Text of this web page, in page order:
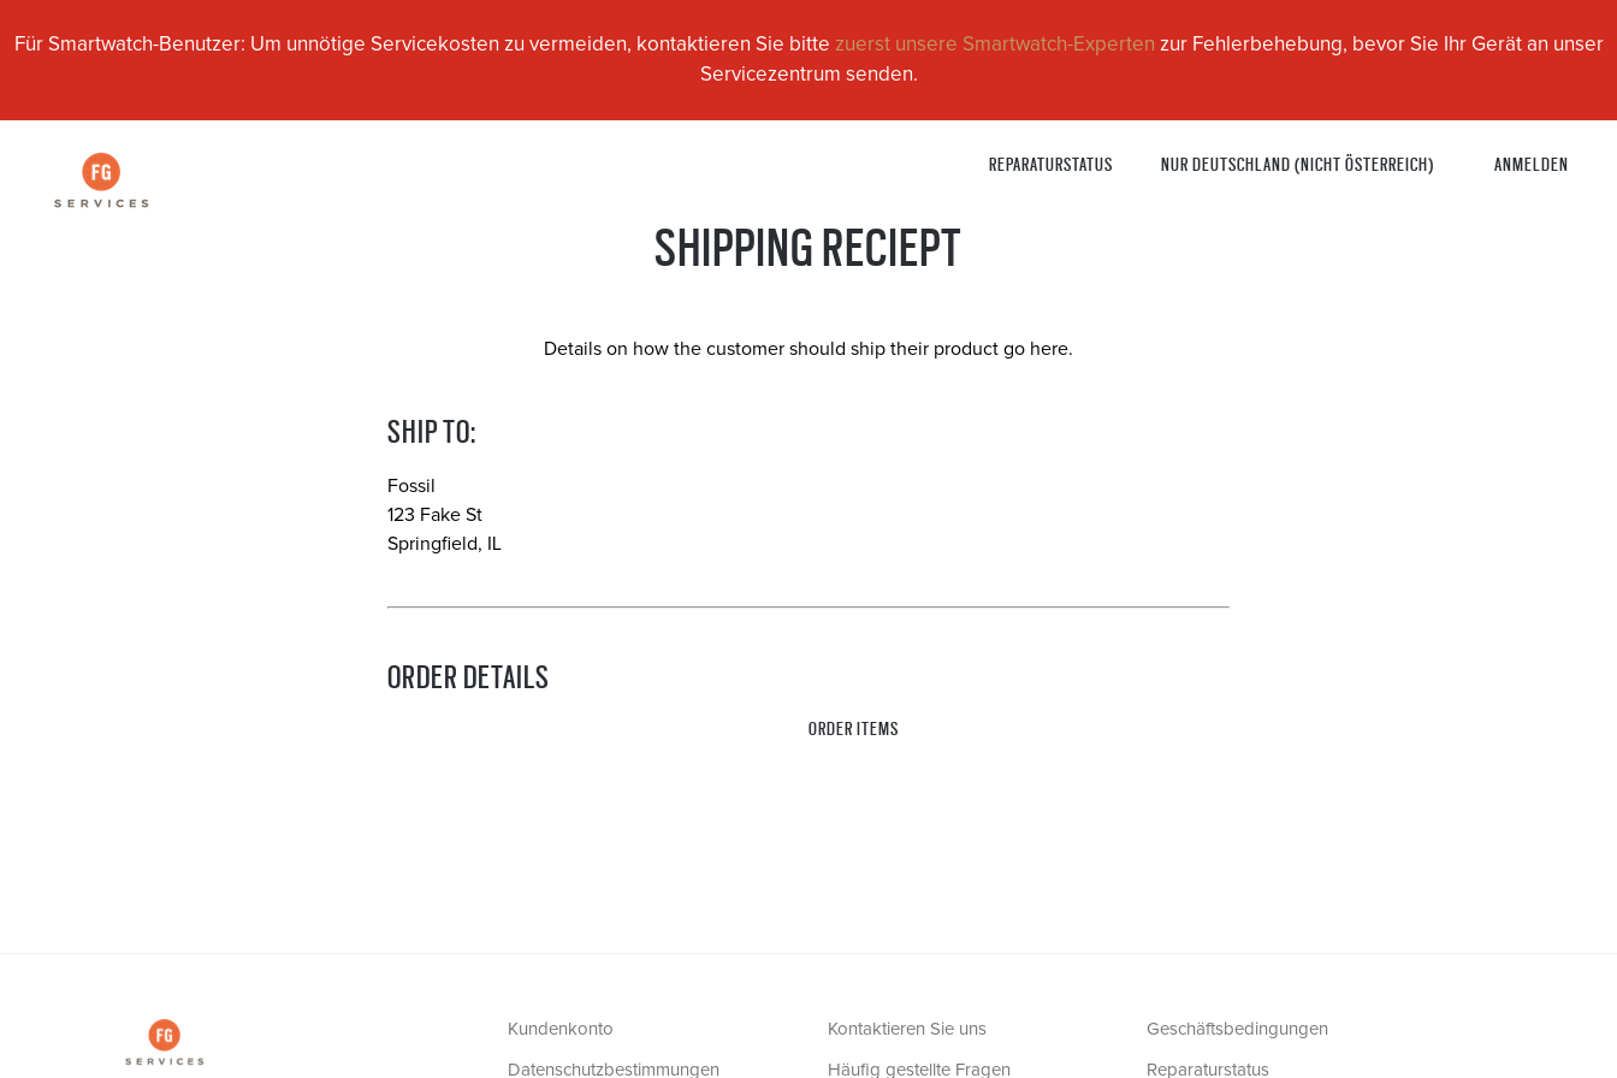
Für Smartwatch-Benutzer: Um unnötige Servicekosten zu vermeiden, kontaktieren Sie bitte zuerst unsere Smartwatch-Experten zur Fehlerbehebung, bevor Sie Ihr Gerät an unser
Servicezentrum senden.
REPARATURSTATUS NUR DEUTSCHLAND (NICHT ÖSTERREICH) ANMELDEN
SHIPPING RECIEPT
Details on how the customer should ship their product go here.
SHIP TO:
Fossil
123 Fake St
Springfield, IL
ORDER DETAILS
ORDER ITEMS
Kundenkonto Kontaktieren Sie uns Geschäftsbedingungen
Datenschutzbestimmungen Häufig gestellte Fragen Reparaturstatus